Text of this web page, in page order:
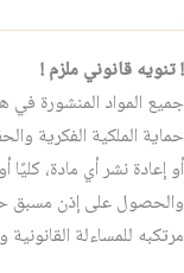
! تنويه قانوني ملزم !
جميع المواد المنشورة في
حماية الملكية الفكرية
أو إعادة نشر أي مادة،
والحصول على إذن مسبق
مرتكبه للمساءلة القانونية